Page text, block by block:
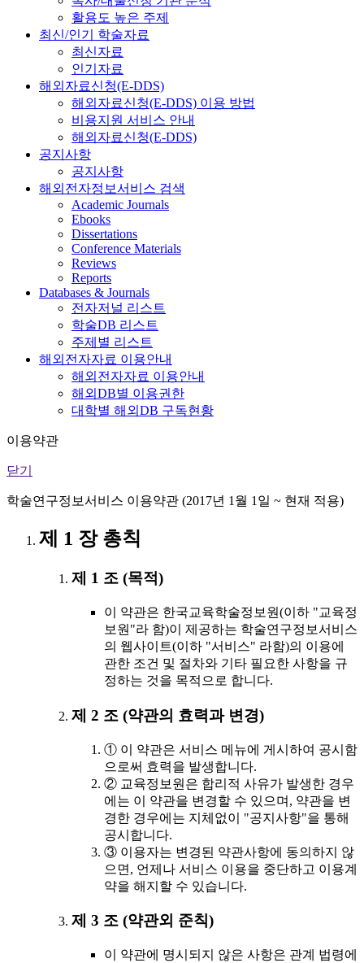
활용도 높은 주제
최신/인기 학술자료
최신자료
인기자료
해외자료신청(E-DDS)
해외자료신청(E-DDS) 이용 방법
비용지원 서비스 안내
해외자료신청(E-DDS)
공지사항
공지사항
해외전자정보서비스 검색
Academic Journals
Ebooks
Dissertations
Conference Materials
Reviews
Reports
Databases & Journals
전자저널 리스트
학술DB 리스트
주제별 리스트
해외전자자료 이용안내
해외전자자료 이용안내
해외DB별 이용권한
대학별 해외DB 구독현황
이용약관
닫기
학술연구정보서비스 이용약관 (2017년 1월 1일 ~ 현재 적용)
제 1 장 총칙
제 1 조 (목적)
이 약관은 한국교육학술정보원(이하 "교육정
보원"라 함)이 제공하는 학술연구정보서비스
의 웹사이트(이하 "서비스" 라함)의 이용에
관한 조건 및 절차와 기타 필요한 사항을 규
정하는 것을 목적으로 합니다.
제 2 조 (약관의 효력과 변경)
① 이 약관은 서비스 메뉴에 게시하여 공시함
으로써 효력을 발생합니다.
② 교육정보원은 합리적 사유가 발생한 경우
에는 이 약관을 변경할 수 있으며, 약관을 변
경한 경우에는 지체없이 "공지사항"을 통해
공시합니다.
③ 이용자는 변경된 약관사항에 동의하지 않
으면, 언제나 서비스 이용을 중단하고 이용계
약을 해지할 수 있습니다.
제 3 조 (약관외 준칙)
이 약관에 명시되지 않은 사항은 관계 법령에